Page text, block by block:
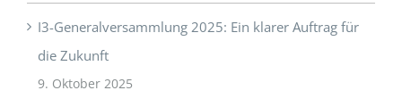
I3-Generalversammlung 2025: Ein klarer Auftrag für
die Zukunft
9. Oktober 2025